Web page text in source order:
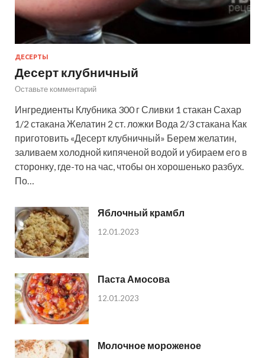
ДЕСЕРТЫ
Десерт клубничный
Оставьте комментарий
Ингредиенты Клубника 300 г Сливки 1 стакан Сахар
1/2 стакана Желатин 2 ст. ложки Вода 2/3 стакана Как
приготовить «Десерт клубничный» Берем желатин,
заливаем холодной кипяченой водой и убираем его в
сторонку, где-то на час, чтобы он хорошенько разбух.
По…
Яблочный крамбл
12.01.2023
Паста Амосова
12.01.2023
Молочное мороженое